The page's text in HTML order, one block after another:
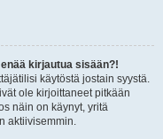
kirjautua sisään?!
käytöstä jostain syystä.
ole kirjoittaneet pitkään
näin on käynyt, yritä
aktiivisemmin.